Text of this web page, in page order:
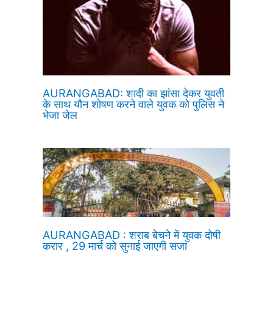
AURANGABAD: शादी का झांसा देकर युवती
के साथ यौन शोषण करने वाले युवक को पुलिस ने
भेजा जेल
AURANGABAD : शराब बेचने में युवक दोषी
करार , 29 मार्च को सुनाई जाएगी सजा